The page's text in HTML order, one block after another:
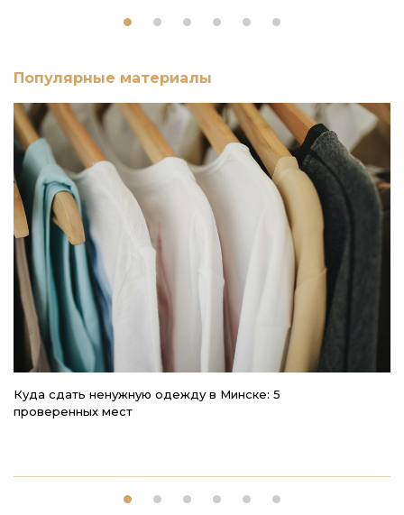
Популярные материалы
Куда сдать ненужную одежду в Минске: 5
проверенных мест